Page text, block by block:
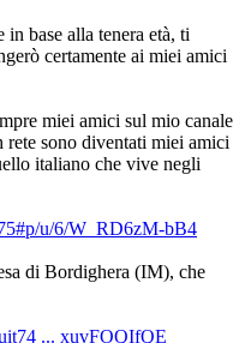
base alla tenera età, ti
certamente ai miei amici
miei amici sul mio canale
sono diventati miei amici
italiano che vive negli
u/6/W_RD6zM-bB4
di Bordighera (IM), che
... xuvFOQIfQE